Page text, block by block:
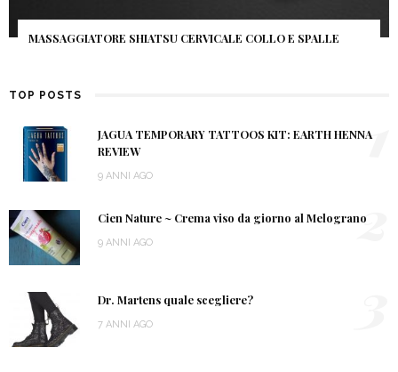
MASSAGGIATORE SHIATSU CERVICALE COLLO E SPALLE
TOP POSTS
JAGUA TEMPORARY TATTOOS KIT: EARTH HENNA
REVIEW
9 ANNI AGO
1
Cien Nature ~ Crema viso da giorno al Melograno
9 ANNI AGO 2
Dr. Martens quale scegliere?
7 ANNI AGO